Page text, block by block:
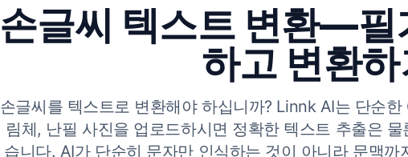
손글씨 텍스트 변환—필
하고 변환하
손글씨를 텍스트로 변환해야 하십니까? Linnk AI는 단순
림체, 난필 사진을 업로드하시면 정확한 텍스트 추출은
습니다. AI가 단순히 문자만 인식하는 것이 아니라 문맥